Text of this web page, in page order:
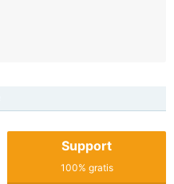
Support
100% gratis